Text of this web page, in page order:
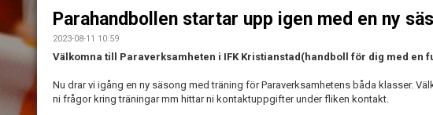
Parahandbollen startar upp igen med en ny
2023-08-11 10:59
Välkomna till Paraverksamheten i IFK Kristianstad(handboll för dig med en
Nu drar vi igång en ny säsong med träning för Paraverksamhetens båda klasser.
ni frågor kring träningar mm hittar ni kontaktuppgifter under fliken kontakt.